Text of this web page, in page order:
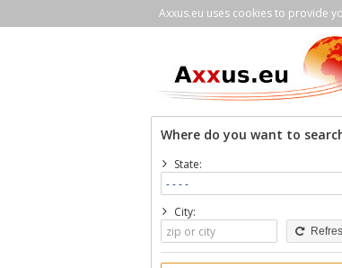
Axxus.eu uses cookies to provide
Where do you want to
State:
City: